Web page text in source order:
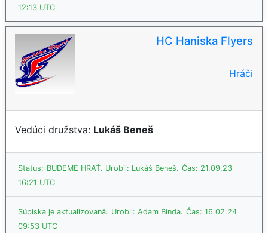
12:13 UTC
HC Haniska Flyers
Hráči
Vedúci družstva: Lukáš Beneš
Status: BUDEME HRAŤ. Urobil: Lukáš Beneš. Čas: 21.09.23
16:21 UTC
Súpiska je aktualizovaná. Urobil: Adam Binda. Čas: 16.02.24
09:53 UTC